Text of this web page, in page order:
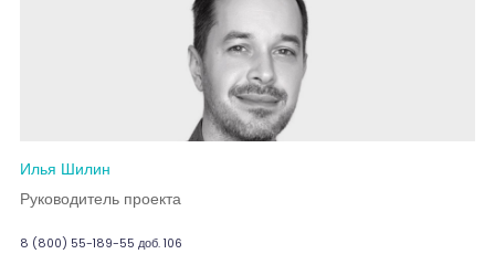
Илья Шилин
Руководитель проекта
8 (800) 55-189-55 доб. 106